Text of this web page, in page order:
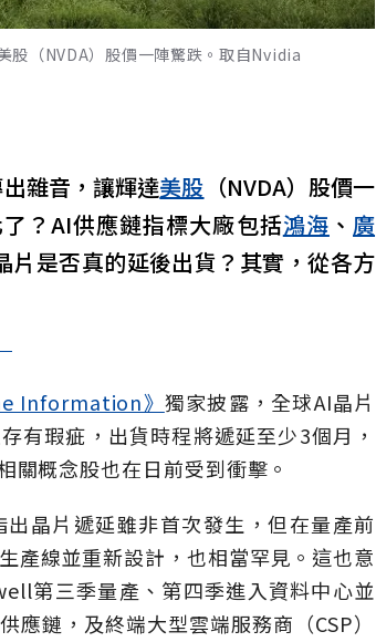
（NVDA）股價一陣驚跌。取自Nvidia
雜音，讓輝達美股 （NVDA）股價一
？AI供應鏈指標大廠包括鴻海 、廣
是否真的延後出貨？其實，從各方
Information》 獨家披露，全球AI晶片
有瑕疵，出貨時程將遞延至少3個月，
關概念股也在日前受到衝擊。
晶片遞延雖非首次發生，但在量產前
產線並重新設計，也相當罕見。這也意
第三季量產、第四季進入資料中心並
鏈，及終端大型雲端服務商（CSP）